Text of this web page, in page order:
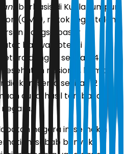
berbasis di Kuala Lumpur,
(CME), rokok ilegal telah
pangsa pasar
bahwa potensi
dengan sekitar 14
nasional, hampir 4
serta sekitar 12
cukai hasil tembakau
negara ini semakin
sebab banyak